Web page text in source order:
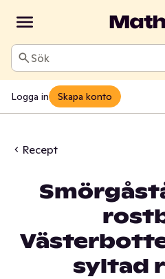
Sök
Logga in Skapa konto
Recept
syltad